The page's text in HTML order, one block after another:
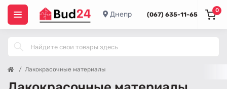
Днепр (067) 635-11-65
0
Лакокрасочные материалы